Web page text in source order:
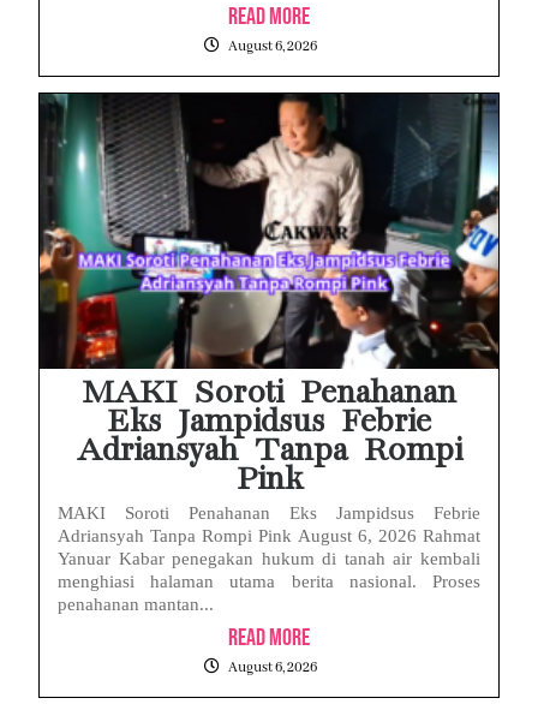
Read More
August 6, 2026
MAKI Soroti Penahanan
Eks Jampidsus Febrie
Adriansyah Tanpa Rompi
Pink
MAKI Soroti Penahanan Eks Jampidsus Febrie
Adriansyah Tanpa Rompi Pink August 6, 2026 Rahmat
Yanuar Kabar penegakan hukum di tanah air kembali
menghiasi halaman utama berita nasional. Proses
penahanan mantan...
Read More
August 6, 2026